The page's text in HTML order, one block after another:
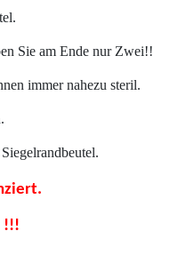
Sie am Ende nur Zwei!!
immer nahezu steril.
!!!